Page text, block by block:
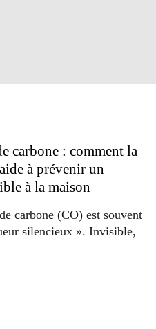
carbone : comment la
à prévenir un
à la maison
carbone (CO) est souvent
silencieux ». Invisible,